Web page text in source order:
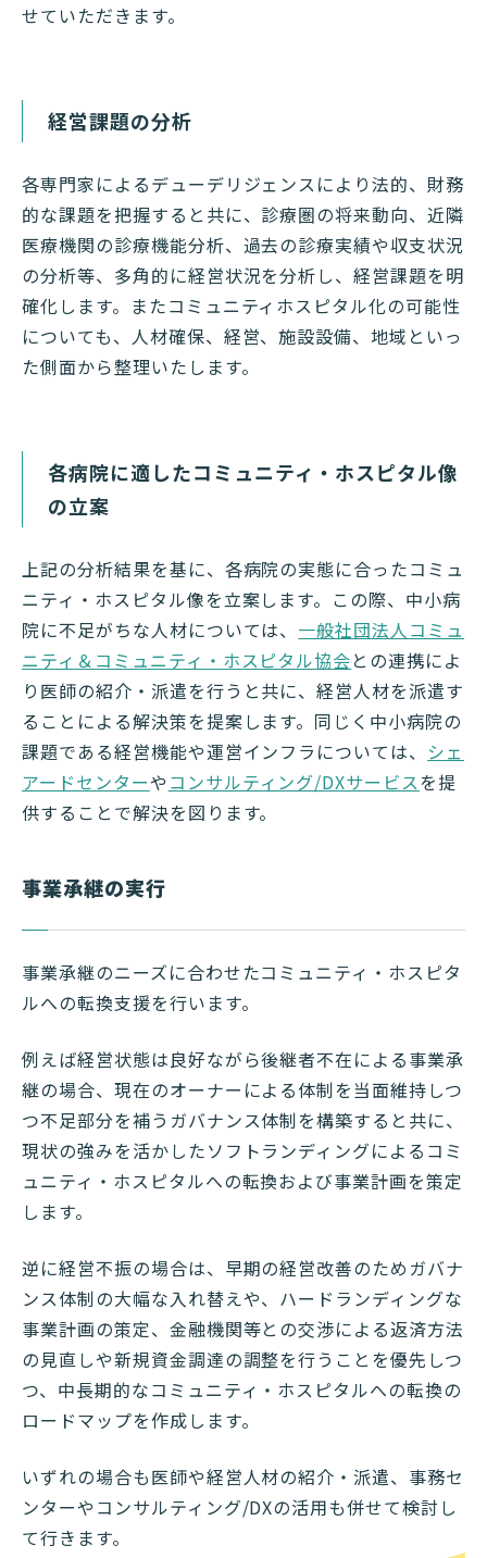
せていただきます。
経営課題の分析
各専門家によるデューデリジェンスにより法的、財務
的な課題を把握すると共に、診療圏の将来動向、近隣
医療機関の診療機能分析、過去の診療実績や収支状況
の分析等、多角的に経営状況を分析し、経営課題を明
確化します。またコミュニティホスピタル化の可能性
についても、人材確保、経営、施設設備、地域といっ
た側面から整理いたします。
各病院に適したコミュニティ・ホスピタル像
の立案
上記の分析結果を基に、各病院の実態に合ったコミュ
ニティ・ホスピタル像を立案します。この際、中小病
院に不足がちな人材については、 一般社団法人コミュ
ニティ＆コミュニティ・ホスピタル協会との連携によ
り医師の紹介・派遣を行うと共に、経営人材を派遣す
ることによる解決策を提案します。同じく中小病院の
課題である経営機能や運営インフラについては、 シェ
アードセンターやコンサルティング/DXサービスを提
供することで解決を図ります。
事業承継の実行
事業承継のニーズに合わせたコミュニティ・ホスピタ
ルへの転換支援を行います。
例えば経営状態は良好ながら後継者不在による事業承
継の場合、現在のオーナーによる体制を当面維持しつ
つ不足部分を補うガバナンス体制を構築すると共に、
現状の強みを活かしたソフトランディングによるコミ
ュニティ・ホスピタルへの転換および事業計画を策定
します。
逆に経営不振の場合は、早期の経営改善のためガバナ
ンス体制の大幅な入れ替えや、ハードランディングな
事業計画の策定、金融機関等との交渉による返済方法
の見直しや新規資金調達の調整を行うことを優先しつ
つ、中長期的なコミュニティ・ホスピタルへの転換の
ロードマップを作成します。
いずれの場合も医師や経営人材の紹介・派遣、事務セ
ンターやコンサルティング/DXの活用も併せて検討し
て行きます。